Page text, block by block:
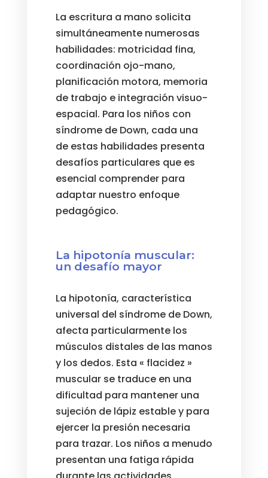
La escritura a mano solicita
simultáneamente numerosas
habilidades: motricidad fina,
coordinación ojo-mano,
planificación motora, memoria
de trabajo e integración visuo-
espacial. Para los niños con
síndrome de Down, cada una
de estas habilidades presenta
desafíos particulares que es
esencial comprender para
adaptar nuestro enfoque
pedagógico.
La hipotonía muscular:
un desafío mayor
La hipotonía, característica
universal del síndrome de Down,
afecta particularmente los
músculos distales de las manos
y los dedos. Esta « flacidez »
muscular se traduce en una
dificultad para mantener una
sujeción de lápiz estable y para
ejercer la presión necesaria
para trazar. Los niños a menudo
presentan una fatiga rápida